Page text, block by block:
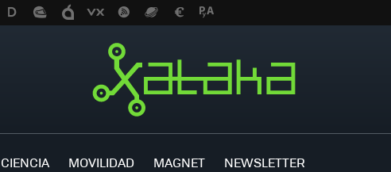
CIENCIA MOVILIDAD MAGNET NEWSLETTER